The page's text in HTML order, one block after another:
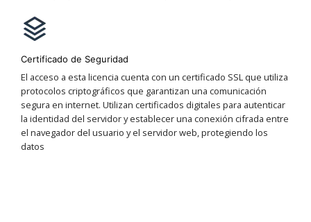
Certificado de Seguridad
El acceso a esta licencia cuenta con un certificado SSL que utiliza
protocolos criptográficos que garantizan una comunicación
segura en internet. Utilizan certificados digitales para autenticar
la identidad del servidor y establecer una conexión cifrada entre
el navegador del usuario y el servidor web, protegiendo los
datos